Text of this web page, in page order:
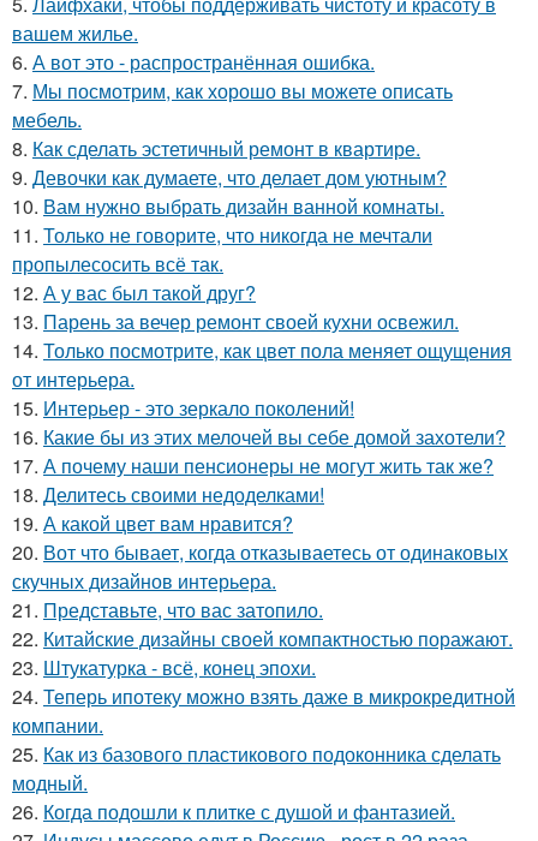
вашем жилье.
6. А вот это - распространённая ошибка.
7. Мы посмотрим, как хорошо вы можете описать
мебель.
8. Как сделать эстетичный ремонт в квартире.
9. Девочки как думаете, что делает дом уютным?
10. Вам нужно выбрать дизайн ванной комнаты.
11. Только не говорите, что никогда не мечтали
пропылесосить всё так.
12. А у вас был такой друг?
13. Парень за вечер ремонт своей кухни освежил.
14. Только посмотрите, как цвет пола меняет ощущения
от интерьера.
15. Интерьер - это зеркало поколений!
16. Какие бы из этих мелочей вы себе домой захотели?
17. А почему наши пенсионеры не могут жить так же?
18. Делитесь своими недоделками!
19. А какой цвет вам нравится?
20. Вот что бывает, когда отказываетесь от одинаковых
скучных дизайнов интерьера.
21. Представьте, что вас затопило.
22. Китайские дизайны своей компактностью поражают.
23. Штукатурка - всё, конец эпохи.
24. Теперь ипотеку можно взять даже в микрокредитной
компании.
25. Как из базового пластикового подоконника сделать
модный.
26. Когда подошли к плитке с душой и фантазией.